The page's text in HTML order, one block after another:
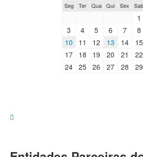
Seg Ter Qua Qui Sex Sab
1
3
4 5 6 7 8
10
11 12 13 14 15
17
18 19 20 21 22
24
25 26 27 28 29